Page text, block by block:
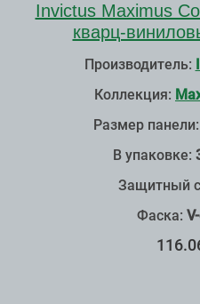
Invictus Maximus
кварц-
Производитель:
Коллекция:
Размер панели:
В упаковке:
Защитный
Фаска: